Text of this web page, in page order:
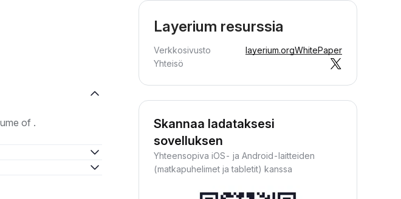
of .
Layerium resurssia
Verkkosivusto layerium.orgWhitePaper
Yhteisö
Skannaa ladataksesi
sovelluksen
Yhteensopiva iOS- ja Android-laitteiden
(matkapuhelimet ja tabletit) kanssa